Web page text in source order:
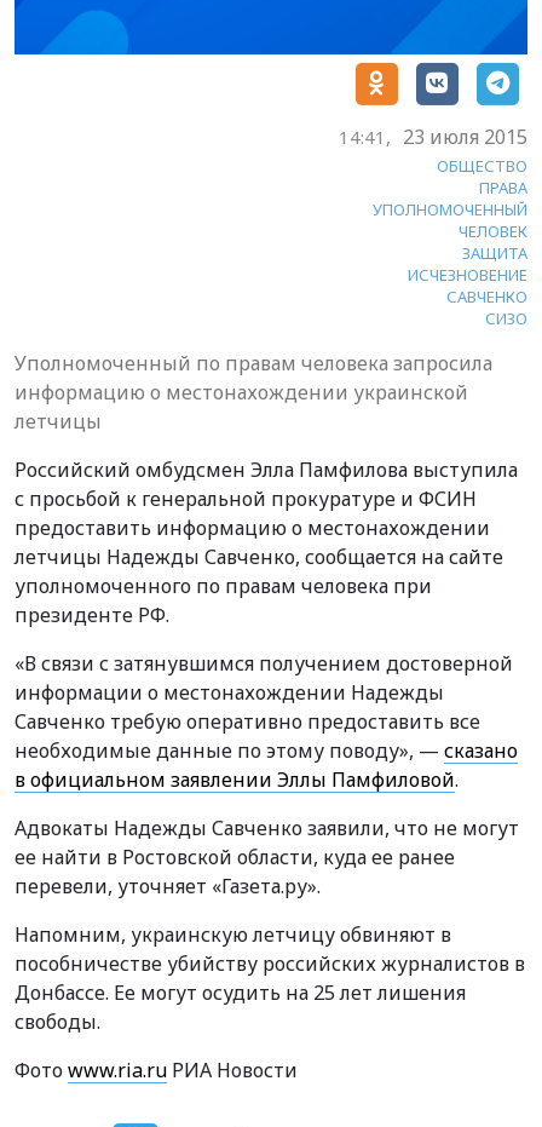
14:41, 23 июля 2015
ОБЩЕСТВО
ПРАВА
УПОЛНОМОЧЕННЫЙ
ЧЕЛОВЕК
ЗАЩИТА
ИСЧЕЗНОВЕНИЕ
САВЧЕНКО
СИЗО
Уполномоченный по правам человека запросила
информацию о местонахождении украинской
летчицы
Российский омбудсмен Элла Памфилова выступила
с просьбой к генеральной прокуратуре и ФСИН
предоставить информацию о местонахождении
летчицы Надежды Савченко, сообщается на сайте
уполномоченного по правам человека при
президенте РФ.
«В связи с затянувшимся получением достоверной
информации о местонахождении Надежды
Савченко требую оперативно предоставить все
необходимые данные по этому поводу», — сказано
в официальном заявлении Эллы Памфиловой.
Адвокаты Надежды Савченко заявили, что не могут
ее найти в Ростовской области, куда ее ранее
перевели, уточняет «Газета.ру».
Напомним, украинскую летчицу обвиняют в
пособничестве убийству российских журналистов в
Донбассе. Ее могут осудить на 25 лет лишения
свободы.
Фотоwww.ria.ru РИА Новости